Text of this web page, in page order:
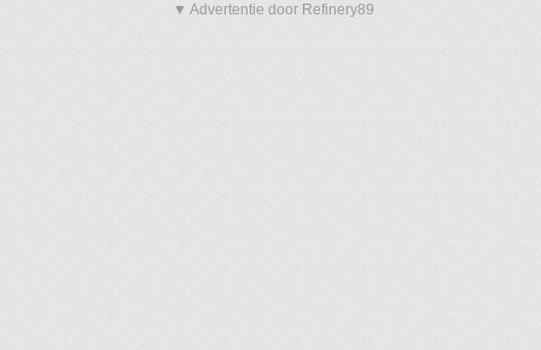
▼ Advertentie door Refinery89